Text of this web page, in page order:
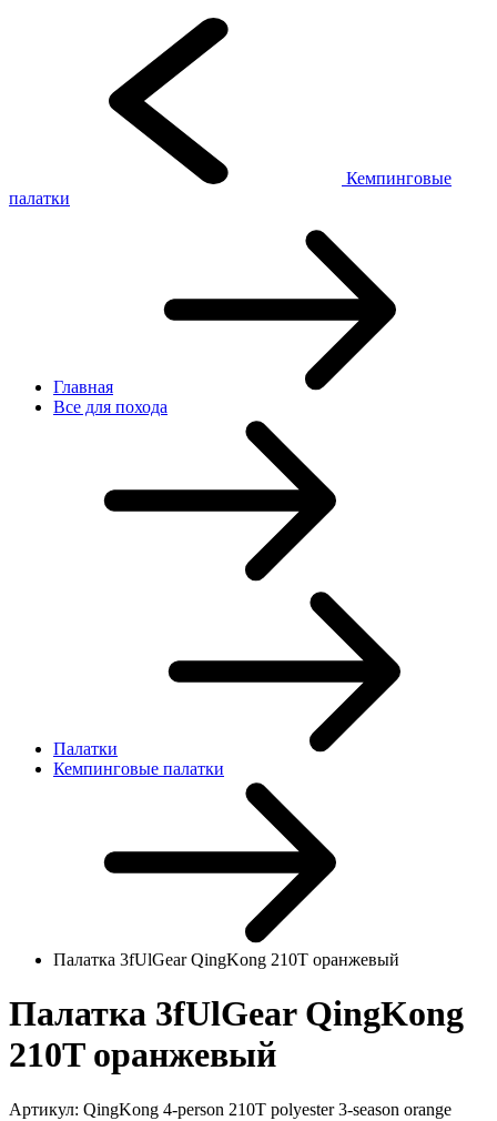
Кемпинговые
палатки
Главная
Все для похода
Палатки
Кемпинговые палатки
Палатка 3fUlGear QingKong 210T оранжевый
Палатка 3fUlGear QingKong
210T оранжевый
Артикул: QingKong 4-person 210T polyester 3-season orange